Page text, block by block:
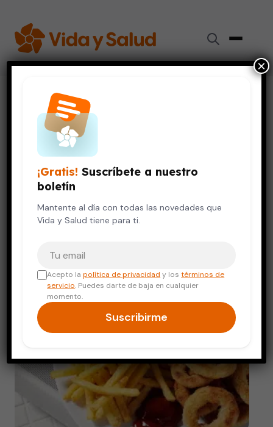
Digestión y Nutrición
¿Sabes cuántas calorías tiene esa comida rápida?
DIGESTIÓN Y NUTRICIÓN
¿Sabes cuántas calorías tiene
esa comida rápida?
17 de junio, 2013 4 min de lectura
¡Gratis! Suscríbete a nuestro
boletín
Mantente al día con todas las novedades que
Vida y Salud tiene para ti.
Acepto lapolítica de privacidad y lostérminos de
servicio. Puedes darte de baja en cualquier
momento.
Suscribirme
×